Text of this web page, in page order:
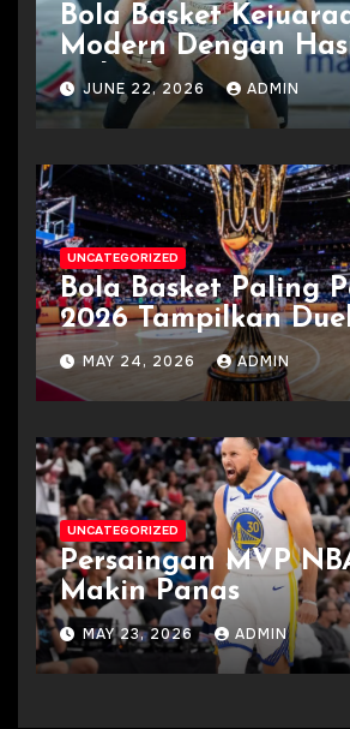
Bola Basket
Modern Dengan
Jadwal
JUNE 22, 2026 ADMIN
UNCATEGORIZED
Bola Basket Paling
2026 Tampilkan
MAY 24, 2026 ADMIN
UNCATEGORIZED
Persaingan MVP
Makin Panas
MAY 23, 2026 ADMIN